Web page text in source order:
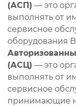
(АСП) — это
выполнять от
сервисное
оборудования
(АСЦ) — это
выполнять от
сервисное
принимающие